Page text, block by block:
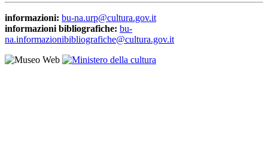
informazioni: bu-na.urp@cultura.gov.it
informazioni bibliografiche: bu-
na.informazionibibliografiche@cultura.gov.it